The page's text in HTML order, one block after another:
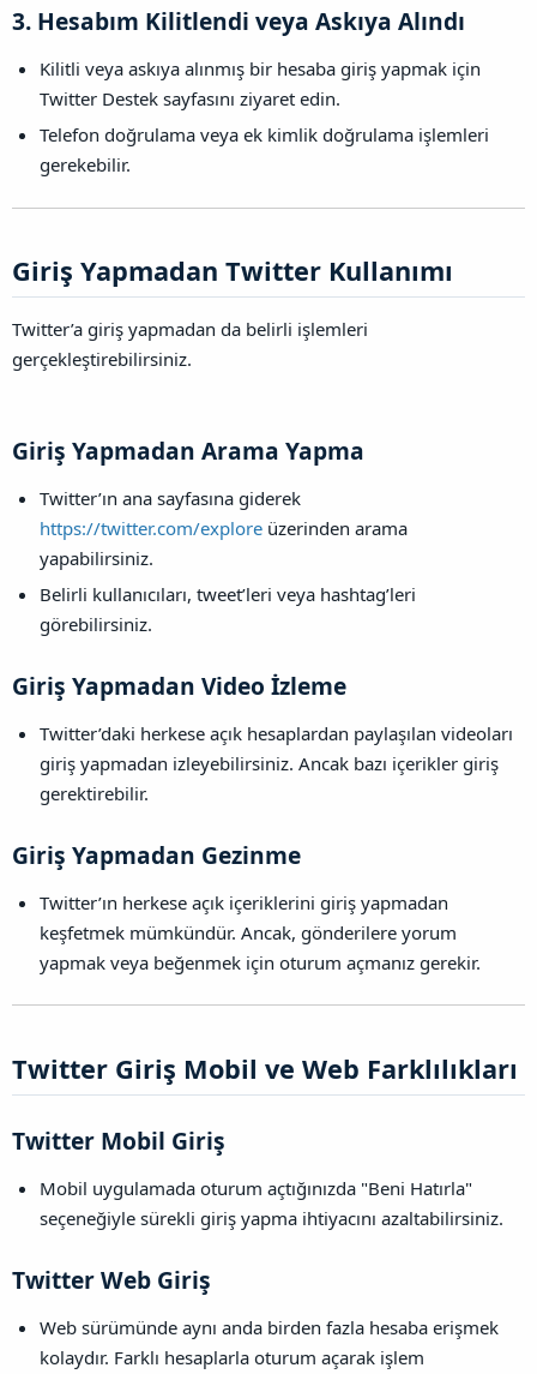
3. Hesabım Kilitlendi veya Askıya Alındı
Kilitli veya askıya alınmış bir hesaba giriş yapmak için
Twitter Destek sayfasını ziyaret edin.
Telefon doğrulama veya ek kimlik doğrulama işlemleri
gerekebilir.
Giriş Yapmadan Twitter Kullanımı​
Twitter’a giriş yapmadan da belirli işlemleri
gerçekleştirebilirsiniz.
Giriş Yapmadan Arama Yapma​
Twitter’ın ana sayfasına giderek
https://twitter.com/explore üzerinden arama
yapabilirsiniz.
Belirli kullanıcıları, tweet’leri veya hashtag’leri
görebilirsiniz.
Giriş Yapmadan Video İzleme​
Twitter’daki herkese açık hesaplardan paylaşılan videoları
giriş yapmadan izleyebilirsiniz. Ancak bazı içerikler giriş
gerektirebilir.
Giriş Yapmadan Gezinme​
Twitter’ın herkese açık içeriklerini giriş yapmadan
keşfetmek mümkündür. Ancak, gönderilere yorum
yapmak veya beğenmek için oturum açmanız gerekir.
Twitter Giriş Mobil ve Web Farklılıkları​
Twitter Mobil Giriş​
Mobil uygulamada oturum açtığınızda "Beni Hatırla"
seçeneğiyle sürekli giriş yapma ihtiyacını azaltabilirsiniz.
Twitter Web Giriş​
Web sürümünde aynı anda birden fazla hesaba erişmek
kolaydır. Farklı hesaplarla oturum açarak işlem